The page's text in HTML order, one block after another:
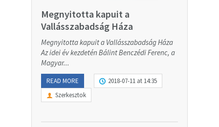
Megnyitotta kapuit a
Vallásszabadság Háza
Megnyitotta kapuit a Vallásszabadság Háza
Az idei év kezdetén Bálint Benczédi Ferenc, a
Magyar...
READ MORE
2018-07-11 at 14:35
Szerkesztok